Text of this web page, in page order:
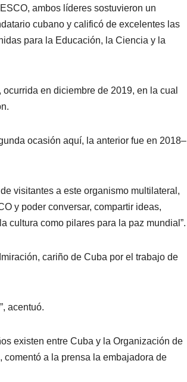
ambos líderes sostuvieron un
cubano y calificó de excelentes las
para la Educación, la Ciencia y la
en diciembre de 2019, en la cual
ocasión aquí, la anterior fue en 2018–
visitantes a este organismo multilateral,
y poder conversar, compartir ideas,
cultura como pilares para la paz mundial”.
cariño de Cuba por el trabajo de
acentuó.
existen entre Cuba y la Organización de
a la prensa la embajadora de